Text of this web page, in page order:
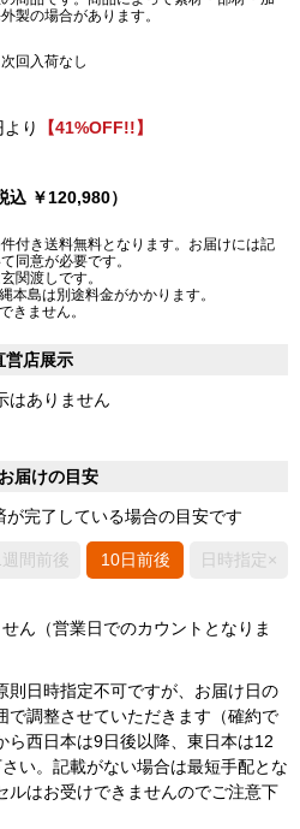
製の場合があります。
次回入荷なし
り
【41%OFF!!】
込 ￥120,980）
付き送料無料となります。お届けには記
同意が必要です。
関渡しです。
本島は別途料金がかかります。
きません。
営店展示
はありません
届けの目安
完了している場合の目安です
週間前後 10日前後 日時指定×
ん（営業日でのカウントとなりま
日時指定不可ですが、お届け日の
で調整させていただきます（確約で
ら西日本は9日後以降、東日本は12
い。記載がない場合は最短手配とな
ルはお受けできませんのでご注意下